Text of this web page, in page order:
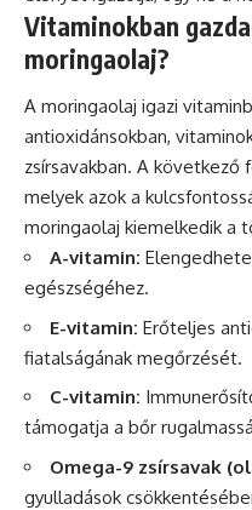
Vitaminokban
moringaolaj?
A moringaolaj igazi
antioxidánsokban,
zsírsavakban. A
melyek azok a
moringaolaj kiemelkedik a
A-vitamin:
egészségéhez.
E-vitamin: Erőteljes
fiatalságának megőrzését.
C-vitamin:
támogatja a bőr
Omega-9 zsírsavak
gyulladások